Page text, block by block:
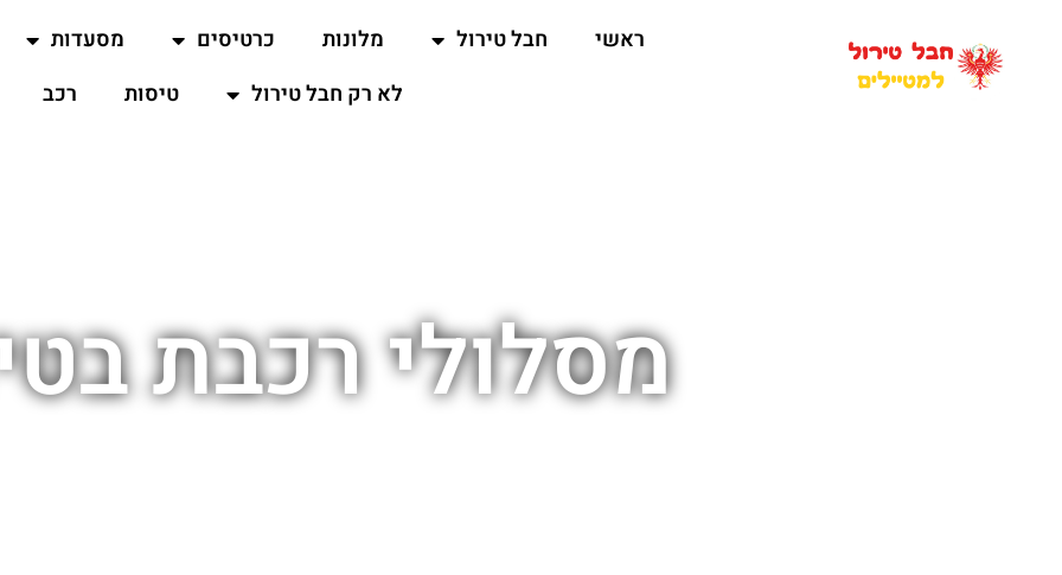
ראשי חבל טירול מלונות כרטיסים מסעדות
לא רק חבל טירול
טיסות רכב
מסלולי רכבת